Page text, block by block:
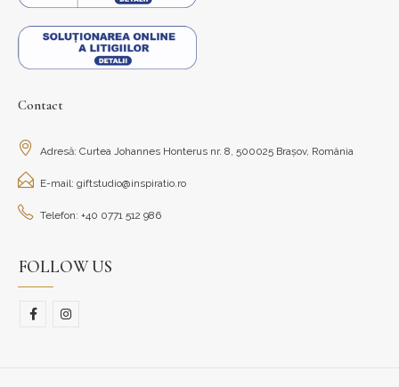
Contact
Adresă: Curtea Johannes Honterus nr. 8, 500025 Brașov, România
E-mail: giftstudio@inspiratio.ro
Telefon: +40 0771 512 986
FOLLOW US